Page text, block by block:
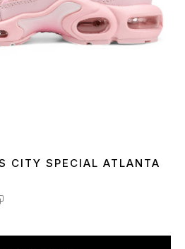
CITY SPECIAL ATLANTA